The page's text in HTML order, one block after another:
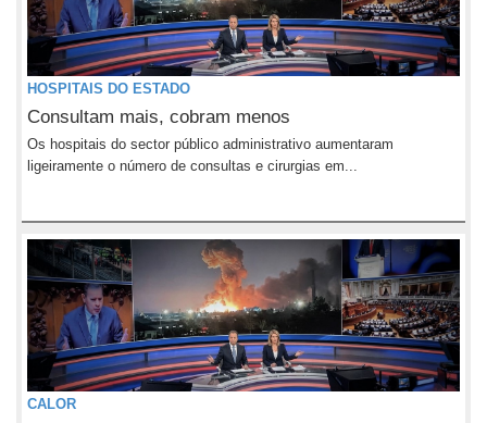
HOSPITAIS DO ESTADO
Consultam mais, cobram menos
Os hospitais do sector público administrativo aumentaram
ligeiramente o número de consultas e cirurgias em...
CALOR